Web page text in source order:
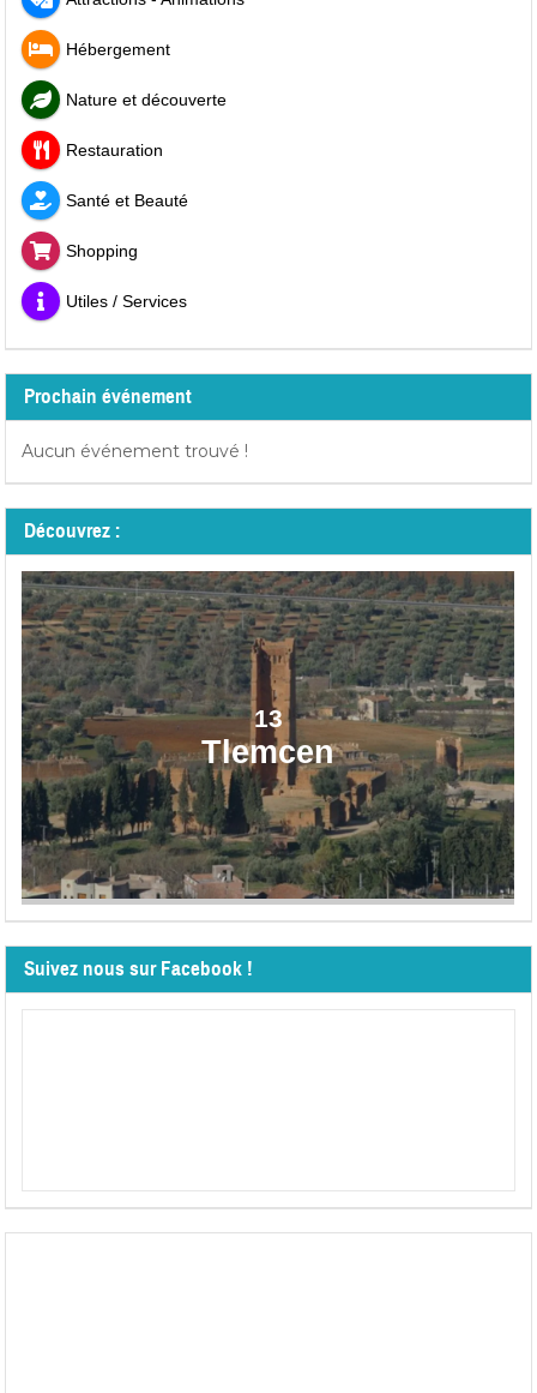
Hébergement
Nature et découverte
Restauration
Santé et Beauté
Shopping
Utiles / Services
Prochain événement
Aucun événement trouvé !
Découvrez :
13
Tlemcen
Suivez nous sur Facebook !